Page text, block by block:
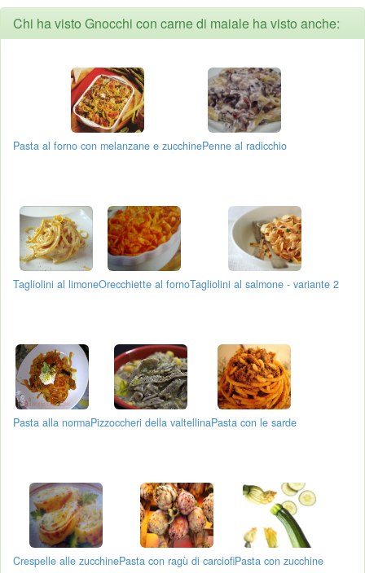
Chi ha visto Gnocchi con carne di maiale ha visto anche:
Pasta al forno con melanzane e zucchinePenne al radicchio
Tagliolini al limoneOrecchiette al fornoTagliolini al salmone - variante 2
Pasta alla normaPizzoccheri della valtellinaPasta con le sarde
Crespelle alle zucchinePasta con ragù di carciofiPasta con zucchine